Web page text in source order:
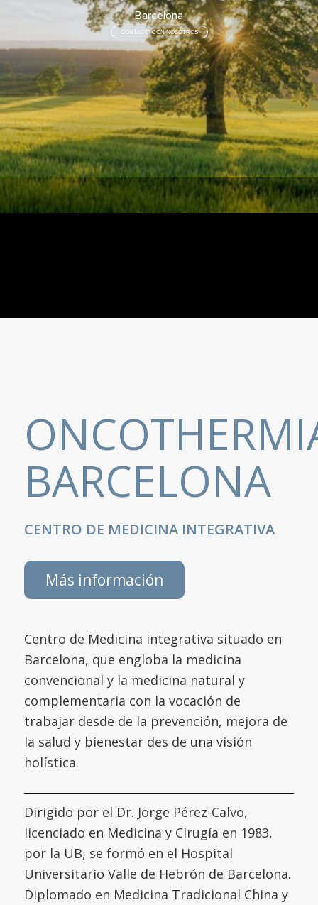
CONTACTA CON NOSOTROS
Barcelona
BARCELONA
CENTRO DE MEDICINA INTEGRATIVA
Más información
Centro de Medicina integrativa situado en
Barcelona, que engloba la medicina
convencional y la medicina natural y
complementaria con la vocación de
trabajar desde de la prevención, mejora de
la salud y bienestar des de una visión
holística.
Dirigido por el Dr. Jorge Pérez-Calvo,
licenciado en Medicina y Cirugía en 1983,
por la UB, se formó en el Hospital
Universitario Valle de Hebrón de Barcelona.
Diplomado en Medicina Tradicional China y